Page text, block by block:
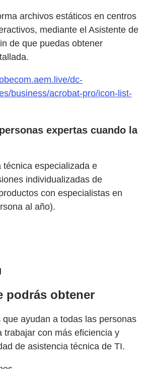
archivos estáticos en centros
mediante el Asistente de
de que puedas obtener
dc-
business/acrobat-pro/icon-list-
expertas cuando la
especializada e
individualizadas de
con especialistas en
al año).
podrás obtener
ayudan a todas las personas
trabajar con más eficiencia y
de asistencia técnica de TI.